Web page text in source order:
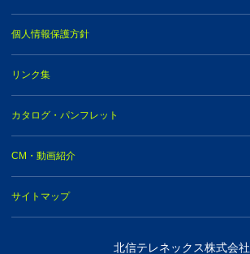
個人情報保護方針
リンク集
カタログ・パンフレット
CM・動画紹介
サイトマップ
北信テレネックス株式会社